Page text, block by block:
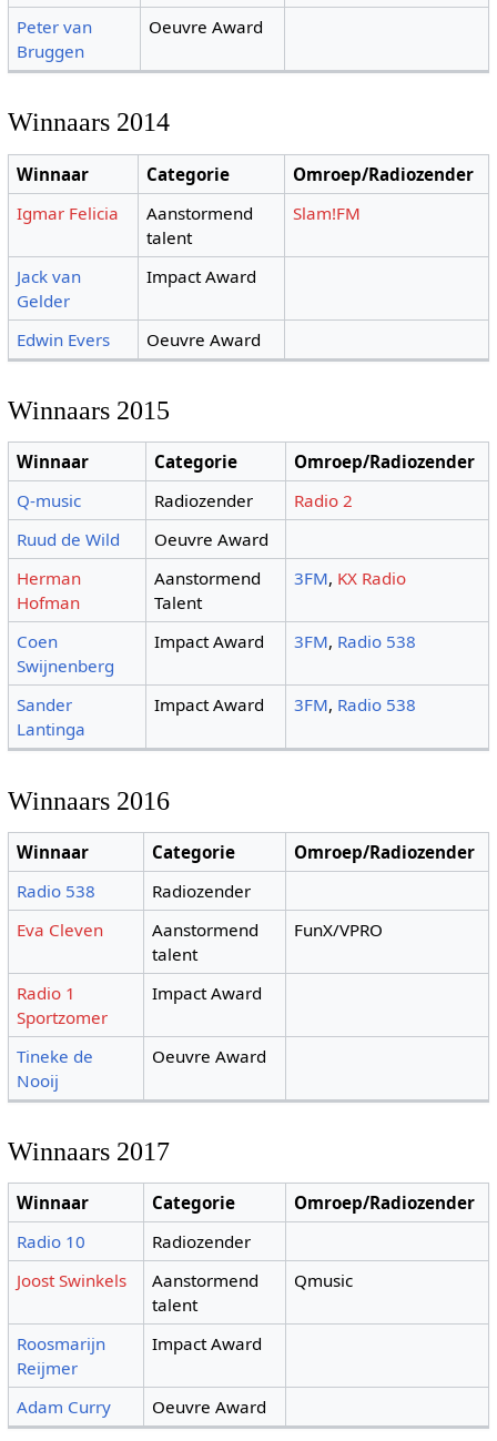
Peter van
Bruggen
Oeuvre Award
Winnaars 2014
Winnaar Categorie
Omroep/Radiozender
Igmar Felicia
Aanstormend
talent
Slam!FM
Jack van
Gelder
Impact Award
Edwin Evers Oeuvre Award
Winnaars 2015
Winnaar Categorie
Omroep/Radiozender
Q-music
Radiozender
Radio 2
Ruud de Wild
Oeuvre Award
Herman
Hofman
Aanstormend
Talent
3FM, KX Radio
Coen
Swijnenberg
Impact Award 3FM, Radio 538
Sander
Lantinga
Impact Award 3FM, Radio 538
Winnaars 2016
Winnaar Categorie
Omroep/Radiozender
Radio 538
Radiozender
Eva Cleven
Aanstormend
talent
FunX/VPRO
Radio 1
Sportzomer
Impact Award
Tineke de
Nooij
Oeuvre Award
Winnaars 2017
Winnaar Categorie
Omroep/Radiozender
Radio 10
Radiozender
Joost Swinkels
Aanstormend
talent
Qmusic
Roosmarijn
Reijmer
Impact Award
Adam Curry Oeuvre Award